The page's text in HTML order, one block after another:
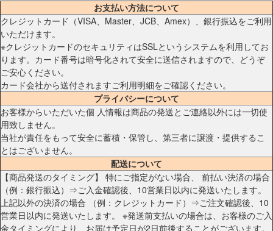
お支払い方法について
クレジットカード（VISA、Master、JCB、Amex）、銀行振込をご利用
いただけます。
※クレジットカードのセキュリティはSSLというシステムを利用してお
ります。カード番号は暗号化されて安全に送信されますので、どうぞ
ご安心ください。
カード会社から送付されますご利用明細をご確認ください。
プライバシーについて
お客様からいただいた個 人情報は商品の発送とご連絡以外には一切使
用致しません。
当社が責任をもって安全に蓄積・保管し、第三者に譲渡・提供するこ
とはございません。
配送について
【商品発送のタイミング】 特にご指定がない場合、 前払い決済の場合
（例：銀行振込）⇒ご入金確認後、10営業日以内に発送いたします。
上記以外の決済の場合 （例：クレジットカード）⇒ご注文確認後、10
営業日以内に発送いたします。 ※発送前支払いの場合は、お客様のご入
金タイミングにより、お届け予定日が2日前後することがございます。